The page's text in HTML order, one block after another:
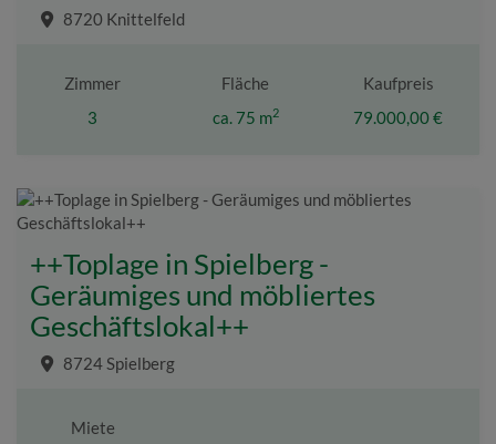
8720 Knittelfeld
Zimmer
3
Fläche
ca. 75 m2
Kaufpreis
79.000,00 €
++Toplage in Spielberg -
Geräumiges und möbliertes
Geschäftslokal++
8724 Spielberg
Miete